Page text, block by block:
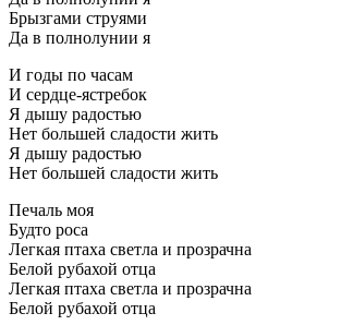
Брызгами струями
Да в полнолунии я
И годы по часам
И сердце-ястребок
Я дышу радостью
Нет большей сладости жить
Я дышу радостью
Нет большей сладости жить
Печаль моя
Будто роса
Легкая птаха светла и прозрачна
Белой рубахой отца
Легкая птаха светла и прозрачна
Белой рубахой отца